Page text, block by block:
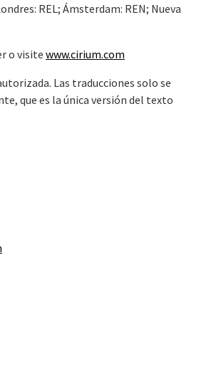
REL; Ámsterdam: REN; Nueva
o visite www.cirium.com
Las traducciones solo se
que es la única versión del texto